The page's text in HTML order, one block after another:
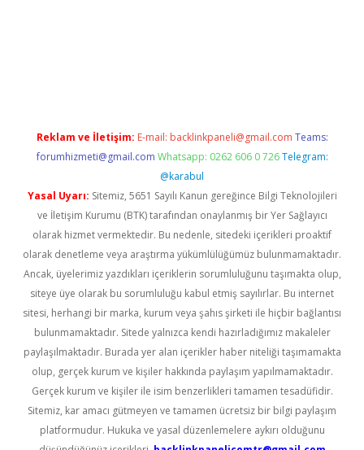
Reklam ve İletişim: E-mail: backlinkpaneli@gmail.com Teams:
forumhizmeti@gmail.com Whatsapp: 0262 606 0 726 Telegram:
@karabul
Yasal Uyarı: Sitemiz, 5651 Sayılı Kanun gereğince Bilgi Teknolojileri
ve İletişim Kurumu (BTK) tarafından onaylanmış bir Yer Sağlayıcı
olarak hizmet vermektedir. Bu nedenle, sitedeki içerikleri proaktif
olarak denetleme veya araştırma yükümlülüğümüz bulunmamaktadır.
Ancak, üyelerimiz yazdıkları içeriklerin sorumluluğunu taşımakta olup,
siteye üye olarak bu sorumluluğu kabul etmiş sayılırlar. Bu internet
sitesi, herhangi bir marka, kurum veya şahıs şirketi ile hiçbir bağlantısı
bulunmamaktadır. Sitede yalnızca kendi hazırladığımız makaleler
paylaşılmaktadır. Burada yer alan içerikler haber niteliği taşımamakta
olup, gerçek kurum ve kişiler hakkında paylaşım yapılmamaktadır.
Gerçek kurum ve kişiler ile isim benzerlikleri tamamen tesadüfidir.
Sitemiz, kar amacı gütmeyen ve tamamen ücretsiz bir bilgi paylaşım
platformudur. Hukuka ve yasal düzenlemelere aykırı olduğunu